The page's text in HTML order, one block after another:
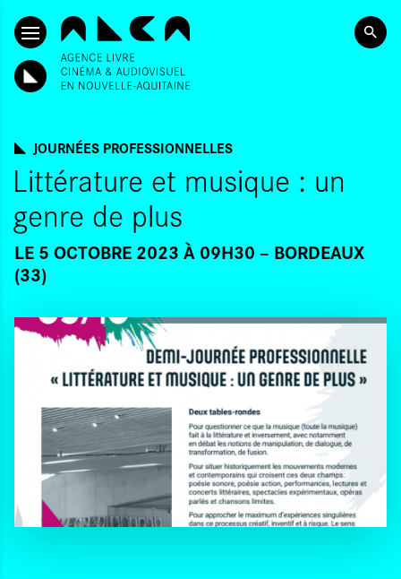
ALLER AU CONTENU PRINCIPAL
JOURNÉES PROFESSIONNELLES
Littérature et musique : un
genre de plus
LE 5 OCTOBRE 2023 À 09H30
BORDEAUX
(33)